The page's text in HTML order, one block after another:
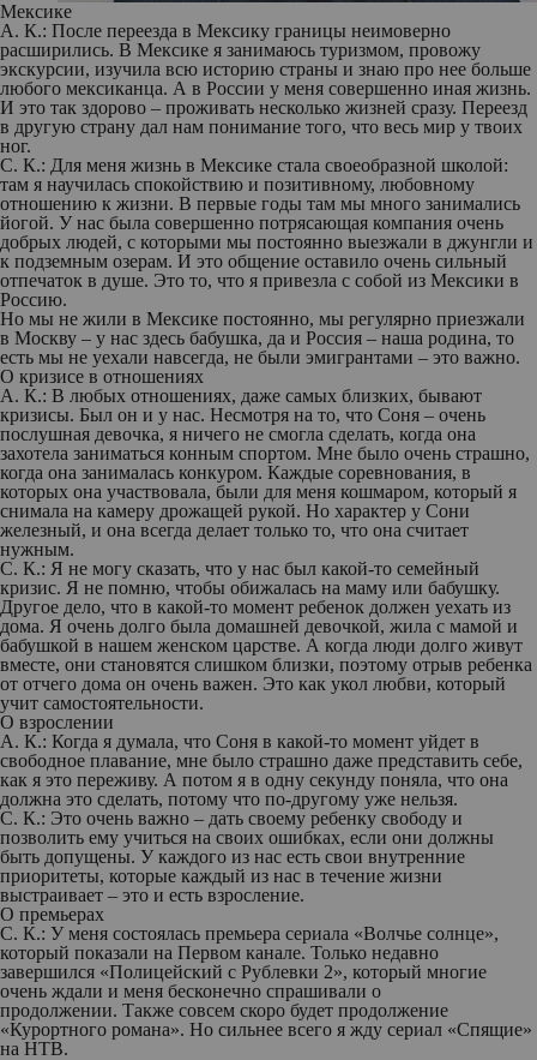
Мексике
А. К.: После переезда в Мексику границы неимоверно
расширились. В Мексике я занимаюсь туризмом, провожу
экскурсии, изучила всю историю страны и знаю про нее больше
любого мексиканца. А в России у меня совершенно иная жизнь.
И это так здорово – проживать несколько жизней сразу. Переезд
в другую страну дал нам понимание того, что весь мир у твоих
ног.
С. К.: Для меня жизнь в Мексике стала своеобразной школой:
там я научилась спокойствию и позитивному, любовному
отношению к жизни. В первые годы там мы много занимались
йогой. У нас была совершенно потрясающая компания очень
добрых людей, с которыми мы постоянно выезжали в джунгли и
к подземным озерам. И это общение оставило очень сильный
отпечаток в душе. Это то, что я привезла с собой из Мексики в
Россию.
Но мы не жили в Мексике постоянно, мы регулярно приезжали
в Москву – у нас здесь бабушка, да и Россия – наша родина, то
есть мы не уехали навсегда, не были эмигрантами – это важно.
О кризисе в отношениях
А. К.: В любых отношениях, даже самых близких, бывают
кризисы. Был он и у нас. Несмотря на то, что Соня – очень
послушная девочка, я ничего не смогла сделать, когда она
захотела заниматься конным спортом. Мне было очень страшно,
когда она занималась конкуром. Каждые соревнования, в
которых она участвовала, были для меня кошмаром, который я
снимала на камеру дрожащей рукой. Но характер у Сони
железный, и она всегда делает только то, что она считает
нужным.
С. К.: Я не могу сказать, что у нас был какой-то семейный
кризис. Я не помню, чтобы обижалась на маму или бабушку.
Другое дело, что в какой-то момент ребенок должен уехать из
дома. Я очень долго была домашней девочкой, жила с мамой и
бабушкой в нашем женском царстве. А когда люди долго живут
вместе, они становятся слишком близки, поэтому отрыв ребенка
от отчего дома он очень важен. Это как укол любви, который
учит самостоятельности.
О взрослении
А. К.: Когда я думала, что Соня в какой-то момент уйдет в
свободное плавание, мне было страшно даже представить себе,
как я это переживу. А потом я в одну секунду поняла, что она
должна это сделать, потому что по-другому уже нельзя.
С. К.: Это очень важно – дать своему ребенку свободу и
позволить ему учиться на своих ошибках, если они должны
быть допущены. У каждого из нас есть свои внутренние
приоритеты, которые каждый из нас в течение жизни
выстраивает – это и есть взросление.
О премьерах
С. К.: У меня состоялась премьера сериала «Волчье солнце»,
который показали на Первом канале. Только недавно
завершился «Полицейский с Рублевки 2», который многие
очень ждали и меня бесконечно спрашивали о
продолжении. Также совсем скоро будет продолжение
«Курортного романа». Но сильнее всего я жду сериал «Спящие»
на НТВ.